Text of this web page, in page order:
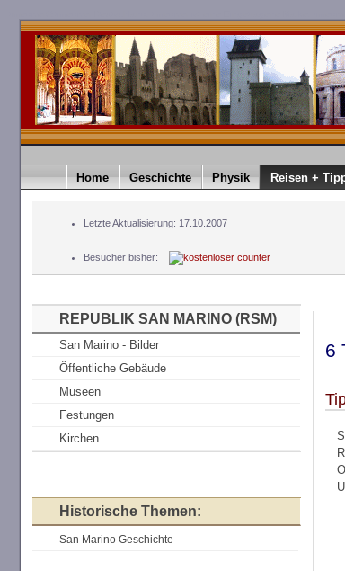
Home Geschichte Physik Reisen +
Letzte Aktualisierung: 17.10.2007
Besucher bisher:
REPUBLIK SAN MARINO (RSM)
San Marino - Bilder
Öffentliche Gebäude
Museen
Festungen
Kirchen
Historische Themen:
San Marino Geschichte
6